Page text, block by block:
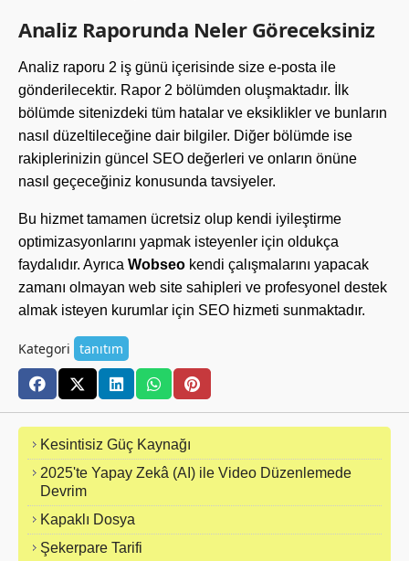
Analiz Raporunda Neler Göreceksiniz
Analiz raporu 2 iş günü içerisinde size e-posta ile
gönderilecektir. Rapor 2 bölümden oluşmaktadır. İlk
bölümde sitenizdeki tüm hatalar ve eksiklikler ve bunların
nasıl düzeltileceğine dair bilgiler. Diğer bölümde ise
rakiplerinizin güncel SEO değerleri ve onların önüne
nasıl geçeceğiniz konusunda tavsiyeler.
Bu hizmet tamamen ücretsiz olup kendi iyileştirme
optimizasyonlarını yapmak isteyenler için oldukça
faydalıdır. Ayrıca Wobseo kendi çalışmalarını yapacak
zamanı olmayan web site sahipleri ve profesyonel destek
almak isteyen kurumlar için SEO hizmeti sunmaktadır.
Kategori tanıtım
Kesintisiz Güç Kaynağı
2025'te Yapay Zekâ (AI) ile Video Düzenlemede
Devrim
Kapaklı Dosya
Şekerpare Tarifi